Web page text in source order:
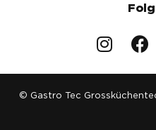
© Gastro Tec